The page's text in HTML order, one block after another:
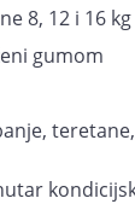
8, 12 i 16 kg
gumom